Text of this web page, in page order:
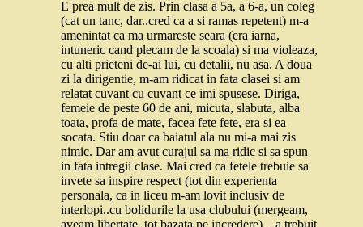
E prea mult de zis. Prin clasa a 5a, a 6-a, un coleg
(cat un tanc, dar..cred ca a si ramas repetent) m-a
amenintat ca ma urmareste seara (era iarna,
intuneric cand plecam de la scoala) si ma violeaza,
cu alti prieteni de-ai lui, cu detalii, nu asa. A doua
zi la dirigentie, m-am ridicat in fata clasei si am
relatat cuvant cu cuvant ce imi spusese. Diriga,
femeie de peste 60 de ani, micuta, slabuta, alba
toata, profa de mate, facea fete fete, era si ea
socata. Stiu doar ca baiatul ala nu mi-a mai zis
nimic. Dar am avut curajul sa ma ridic si sa spun
in fata intregii clase. Mai cred ca fetele trebuie sa
invete sa inspire respect (tot din experienta
personala, ca in liceu m-am lovit inclusiv de
interlopi..cu bolidurile la usa clubului (mergeam,